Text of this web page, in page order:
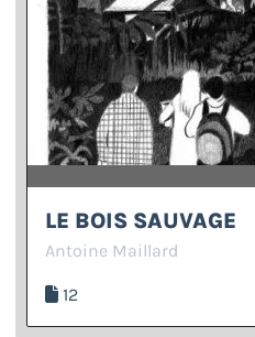
LE BOIS SAUVAGE
Antoine Maillard
12